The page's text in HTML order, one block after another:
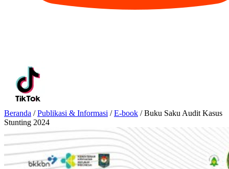
Beranda / Publikasi & Informasi / E-book / Buku Saku Audit Kasus
Stunting 2024